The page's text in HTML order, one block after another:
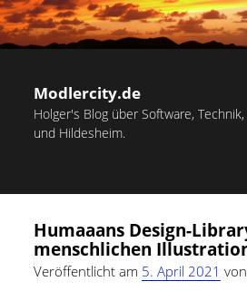
Modlercity.de
Holger's Blog über Software,
und Hildesheim.
Startseite
Inlineskaten in Hildesheim
Papiervorlagen – Hilfreiche Vorlagen
Suchen
Humaaans Design-
menschlichen
Veröffentlicht am 5. April 2021 von